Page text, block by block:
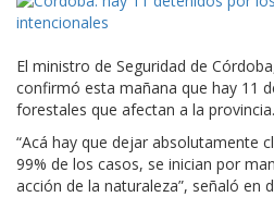
El ministro de Seguridad de
confirmó esta mañana que hay 11
forestales que afectan a la provincia.
“Acá hay que dejar absolutamente
99% de los casos, se inician por
acción de la naturaleza”, señaló en